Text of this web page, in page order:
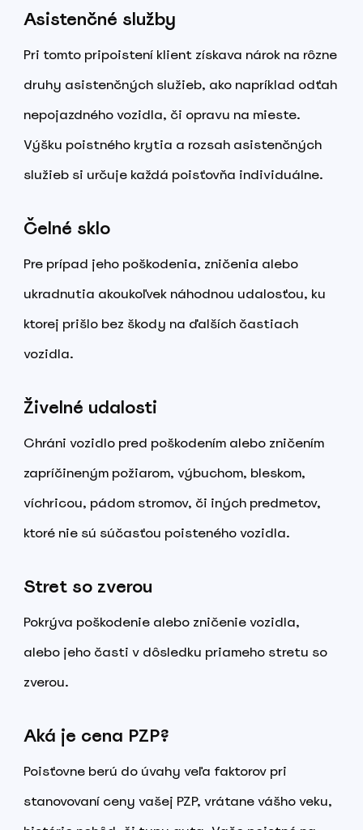
Asistenčné služby
Pri tomto pripoistení klient získava nárok na rôzne
druhy asistenčných služieb, ako napríklad odťah
nepojazdného vozidla, či opravu na mieste.
Výšku poistného krytia a rozsah asistenčných
služieb si určuje každá poisťovňa individuálne.
Čelné sklo
Pre prípad jeho poškodenia, zničenia alebo
ukradnutia akoukoľvek náhodnou udalosťou, ku
ktorej prišlo bez škody na ďalších častiach
vozidla.
Živelné udalosti
Chráni vozidlo pred poškodením alebo zničením
zapríčineným požiarom, výbuchom, bleskom,
víchricou, pádom stromov, či iných predmetov,
ktoré nie sú súčasťou poisteného vozidla.
Stret so zverou
Pokrýva poškodenie alebo zničenie vozidla,
alebo jeho časti v dôsledku priameho stretu so
zverou.
Aká je cena PZP?
Poisťovne berú do úvahy veľa faktorov pri
stanovovaní ceny vašej PZP, vrátane vášho veku,